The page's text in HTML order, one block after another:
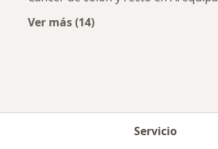
Ver más (14)
Servicio